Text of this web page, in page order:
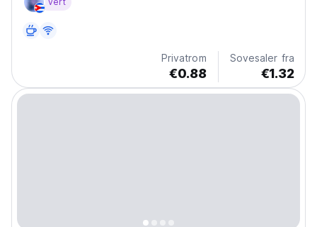
Privatrom
€0.88
Sovesaler fra
€1.32